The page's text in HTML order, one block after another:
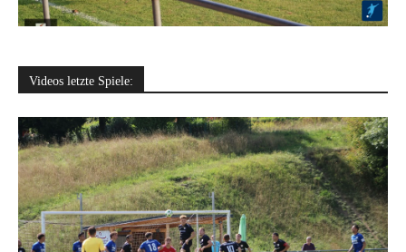
Videos letzte Spiele: